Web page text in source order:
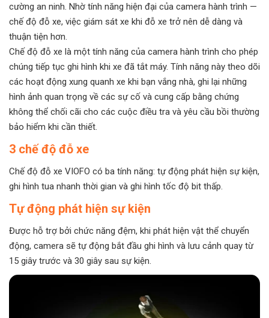
cường an ninh. Nhờ tính năng hiện đại của camera hành trình —
chế độ đỗ xe, việc giám sát xe khi đỗ xe trở nên dễ dàng và
thuận tiện hơn.
Chế độ đỗ xe là một tính năng của camera hành trình cho phép
chúng tiếp tục ghi hình khi xe đã tắt máy. Tính năng này theo dõi
các hoạt động xung quanh xe khi bạn vắng nhà, ghi lại những
hình ảnh quan trọng về các sự cố và cung cấp bằng chứng
không thể chối cãi cho các cuộc điều tra và yêu cầu bồi thường
bảo hiểm khi cần thiết.
3 chế độ đỗ xe
Chế độ đỗ xe VIOFO có ba tính năng: tự động phát hiện sự kiện,
ghi hình tua nhanh thời gian và ghi hình tốc độ bit thấp.
Tự động phát hiện sự kiện
Được hỗ trợ bởi chức năng đệm, khi phát hiện vật thể chuyển
động, camera sẽ tự động bắt đầu ghi hình và lưu cảnh quay từ
15 giây trước và 30 giây sau sự kiện.